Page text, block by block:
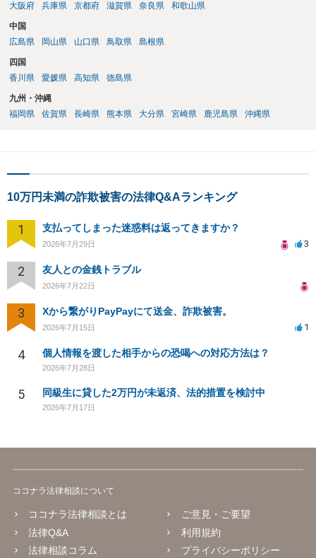
大阪府
兵庫県 京都府 滋賀県 奈良県 和歌山県
中国
広島県
岡山県 山口県 鳥取県 島根県
四国
香川県
愛媛県 高知県 徳島県
九州・沖縄
福岡県
佐賀県 長崎県 熊本県 大分県 宮崎県 鹿児島県 沖縄県
10万円未満の詐欺被害の法律Q&Aランキング
1 支払ってしまった迷惑料は返ってきますか？
2026年7月29日 3
2 友人との金銭トラブル
2026年7月22日
3 Xから繋がりPayPayにて送金、詐欺被害。
2026年7月15日 1
4 個人情報を渡した相手からの恐喝への対応方法は？
2026年7月28日
5 同級生に貸した2万円が未返済、法的措置を検討中
2026年7月17日
ココナラ法律相談について
ココナラ法律相談とは
法律Q&A
法律相談コラム
ご意見・ご要望
利用規約
プライバシーポリシー